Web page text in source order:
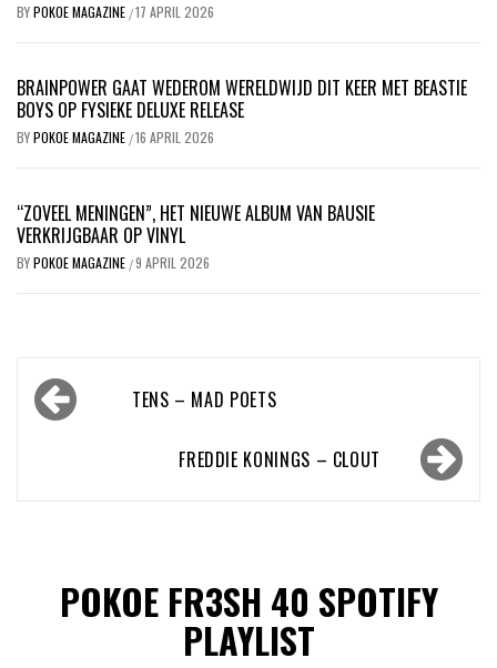
BYPOKOE MAGAZINE /17 APRIL 2026
BRAINPOWER GAAT WEDEROM WERELDWIJD DIT KEER MET BEASTIE
BOYS OP FYSIEKE DELUXE RELEASE
BYPOKOE MAGAZINE /16 APRIL 2026
“ZOVEEL MENINGEN”, HET NIEUWE ALBUM VAN BAUSIE
VERKRIJGBAAR OP VINYL
BYPOKOE MAGAZINE /9 APRIL 2026
Bericht
navigatieTENS – MAD POETS
FREDDIE KONINGS – CLOUT
POKOE FR3SH 40 SPOTIFY
PLAYLIST